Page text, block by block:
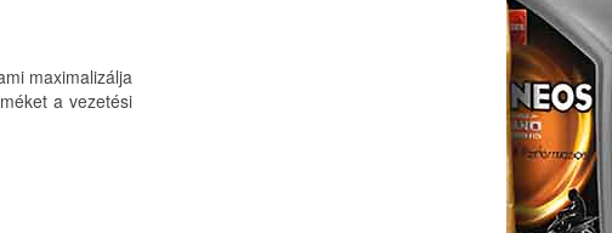
maximalizálja
a vezetési